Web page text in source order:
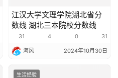
江汉大学文理学院湖北省分
数线 湖北三本院校分数线
31 4 0 31
海风 2024年10月30日
生活经验